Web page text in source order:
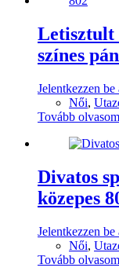
Letisztult
színes
Jelentkezzen be
Női,
Tovább olvasom
Divatos
közepes
Jelentkezzen be
Női,
Tovább olvasom